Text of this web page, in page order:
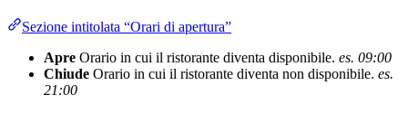
Sezione intitolata “Orari di apertura”
Apre Orario in cui il ristorante diventa disponibile. es. 09:00
Chiude Orario in cui il ristorante diventa non disponibile. es.
21:00